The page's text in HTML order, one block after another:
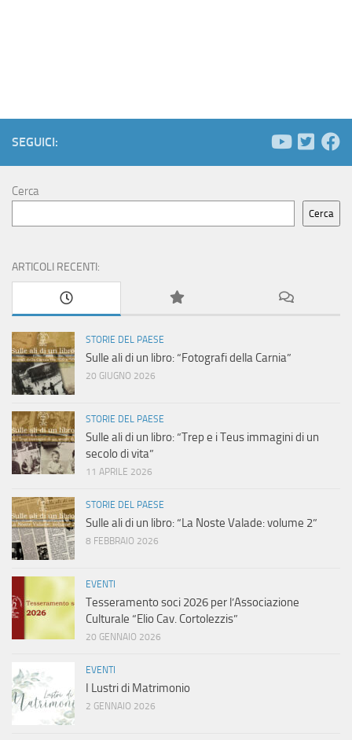
N
a
i
a
i
n
SEGUICI:
Cerca
Cerca
ARTICOLI RECENTI:
STORIE DEL PAESE
Sulle ali di un libro: “Fotografi della Carnia”
20 GIUGNO 2026
STORIE DEL PAESE
Sulle ali di un libro: “Trep e i Teus immagini di un
secolo di vita”
11 APRILE 2026
STORIE DEL PAESE
Sulle ali di un libro: “La Noste Valade: volume 2”
8 FEBBRAIO 2026
EVENTI
Tesseramento soci 2026 per l’Associazione
Culturale “Elio Cav. Cortolezzis”
20 GENNAIO 2026
EVENTI
I Lustri di Matrimonio
2 GENNAIO 2026